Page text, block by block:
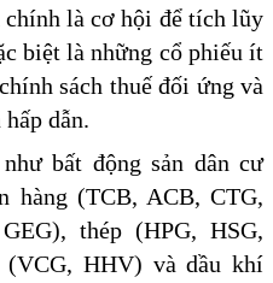
là cơ hội để tích lũy
biệt là những cổ phiếu ít
sách thuế đối ứng và
dẫn.
bất động sản dân cư
hàng (TCB, ACB, CTG,
thép (HPG, HSG,
(VCG, HHV) và dầu khí